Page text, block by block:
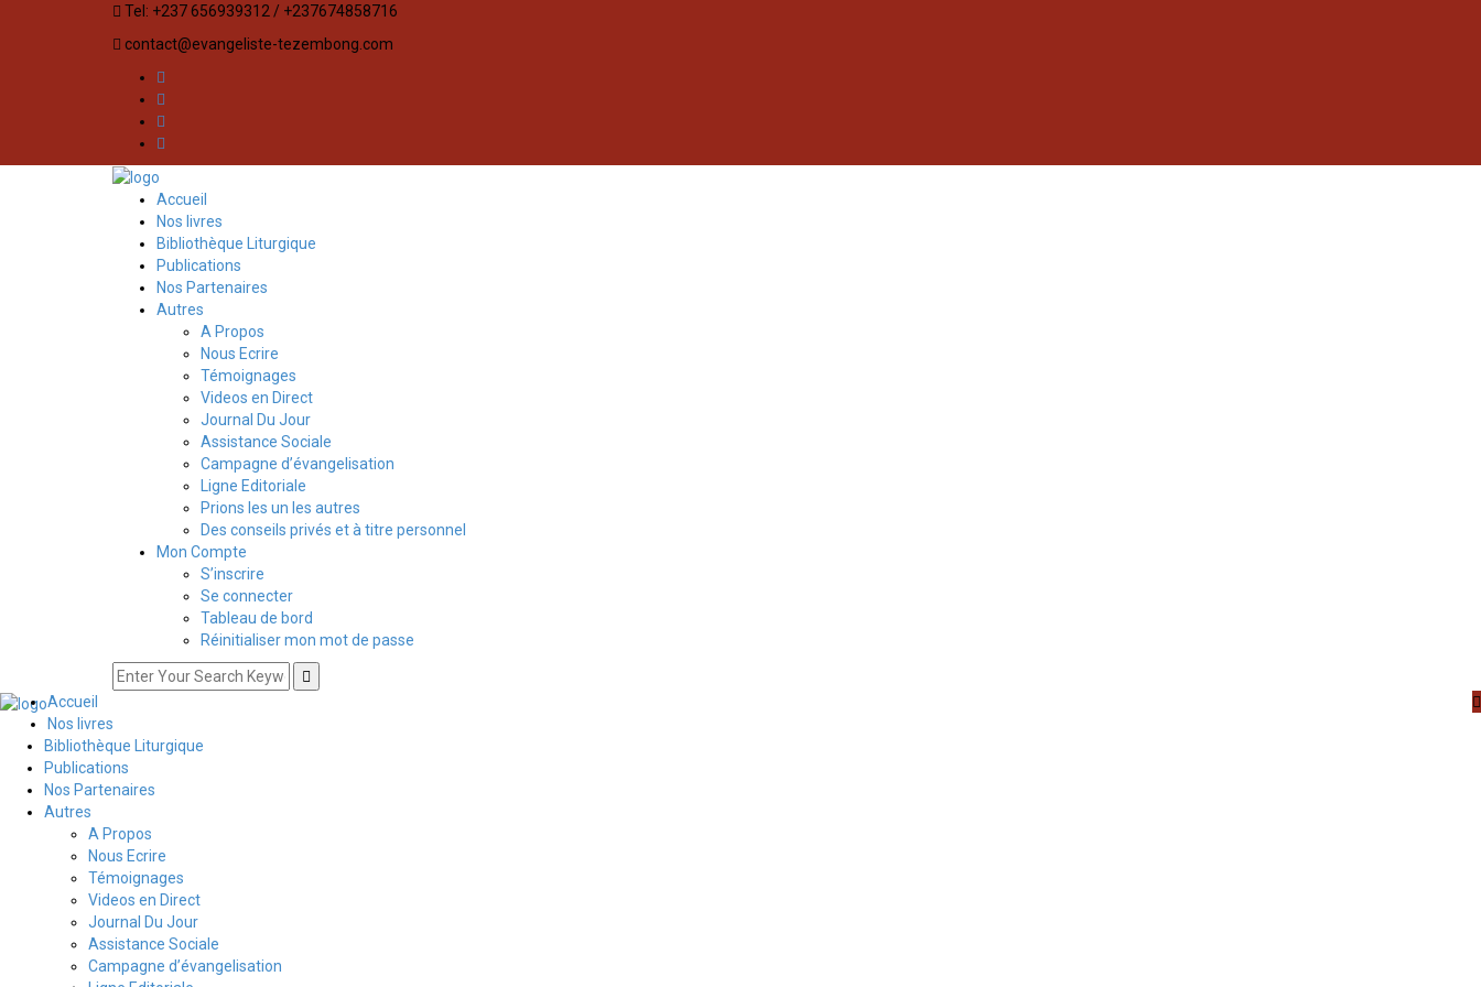
Tel: +237 656939312 / +237674858716
contact@evangeliste-tezembong.com
Accueil
Nos livres
Bibliothèque Liturgique
Publications
Nos Partenaires
Autres
A Propos
Nous Ecrire
Témoignages
Videos en Direct
Journal Du Jour
Assistance Sociale
Campagne d’évangelisation
Ligne Editoriale
Prions les un les autres
Des conseils privés et à titre personnel
Mon Compte
S’inscrire
Se connecter
Tableau de bord
Réinitialiser mon mot de passe
Accueil
Nos livres
Bibliothèque Liturgique
Publications
Nos Partenaires
Autres
A Propos
Nous Ecrire
Témoignages
Videos en Direct
Journal Du Jour
Assistance Sociale
Campagne d’évangelisation